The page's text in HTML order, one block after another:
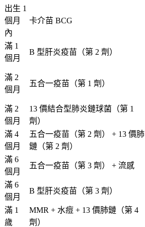
出生 1
個月
內
卡介苗 BCG
滿 1
個月
B 型肝炎疫苗（第 2 劑）
滿 2
個月
五合一疫苗（第 1 劑）
滿 2
個月
13 價結合型肺炎鏈球菌（第 1
劑）
滿 4
個月
五合一疫苗（第 2 劑） + 13 價肺
鏈（第 2 劑）
滿 6
個月
五合一疫苗（第 3 劑） + 流感
滿 6
個月
B 型肝炎疫苗（第 3 劑）
滿 1
歲
MMR + 水痘 + 13 價肺鏈（第 4
劑）